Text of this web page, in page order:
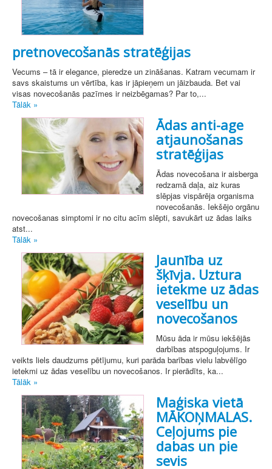
pretnovecošanās stratēģijas
Vecums – tā ir elegance, pieredze un zināšanas. Katram vecumam ir
savs skaistums un vērtība, kas ir jāpieņem un jāizbauda. Bet vai
visas novecošanās pazīmes ir neizbēgamas? Par to,...
Tālāk »
Ādas anti-age
atjaunošanas
stratēģijas
Ādas novecošana ir aisberga
redzamā daļa, aiz kuras
slēpjas vispārēja organisma
novecošanās. Iekšējo orgānu
novecošanas simptomi ir no citu acīm slēpti, savukārt uz ādas laiks
atst...
Tālāk »
Jaunība uz
šķīvja. Uztura
ietekme uz ādas
veselību un
novecošanos
Mūsu āda ir mūsu iekšējās
darbības atspoguļojums. Ir
veikts liels daudzums pētījumu, kuri parāda barības vielu labvēlīgo
ietekmi uz ādas veselību un novecošanos. Ir pierādīts, ka...
Tālāk »
Maģiska vietā
MĀKOŅMALAS.
Ceļojums pie
dabas un pie
sevis